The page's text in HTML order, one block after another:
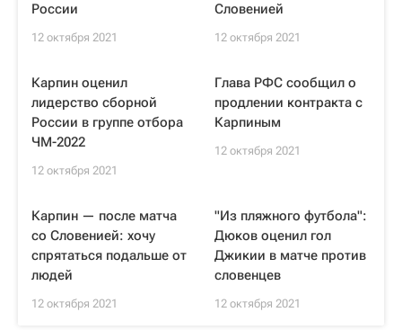
России
12 октября 2021
Словенией
12 октября 2021
Карпин оценил
лидерство сборной
России в группе отбора
ЧМ-2022
12 октября 2021
Глава РФС сообщил о
продлении контракта с
Карпиным
12 октября 2021
Карпин — после матча
со Словенией: хочу
спрятаться подальше от
людей
12 октября 2021
"Из пляжного футбола":
Дюков оценил гол
Джикии в матче против
словенцев
12 октября 2021